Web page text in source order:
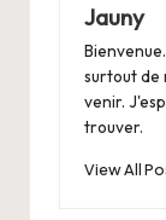
Jauny
surtout de
venir.
trouver.
View All